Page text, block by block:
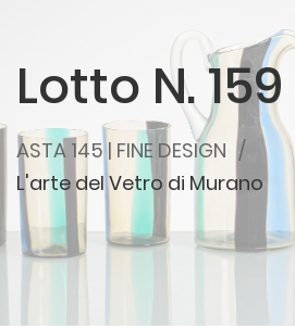
Lotto N. 159
ASTA 145 | FINE DESIGN
L'arte del Vetro di Murano